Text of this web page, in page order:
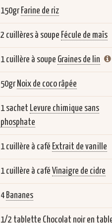
150gr Farine de riz
2 cuillères à soupe Fécule de maïs
1 cuillère à soupe Graines de lin
50gr Noix de coco râpée
1 sachet Levure chimique sans
phosphate
1 cuillère à café Extrait de vanille
1 cuillère à café Vinaigre de cidre
4 Bananes
1/2 tablette Chocolat noir en